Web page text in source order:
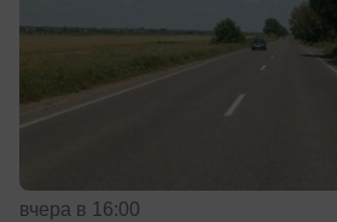
вчера в 16:00